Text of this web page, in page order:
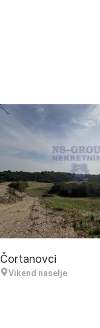
Čortanovci
Vikend naselje